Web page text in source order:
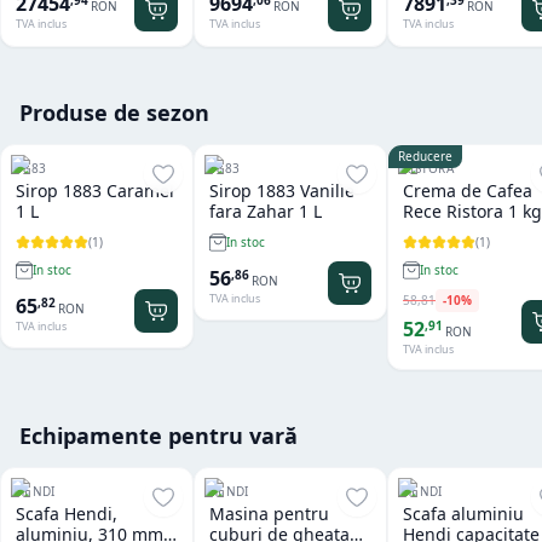
RON
TVA inclus
RON
TVA inclus
RON
TVA inclus
Produse de sezon
1883
Sirop 1883 Caramel
1 L
(1)
In stoc
65,82 RON
TVA inclus
1883
Sirop 1883 Vanilie
fara Zahar 1 L
In stoc
56,86 RON
TVA inclus
Reducere
RISTORA
Crema de Cafea
Rece Ristora 1 kg
(1)
In stoc
58,81 -10%
52,91 RON
TVA inclus
Echipamente pentru vară
HENDI
Scafa Hendi,
aluminiu, 310 mm,
HENDI
Masina pentru
cuburi de gheata
HENDI
Scafa aluminiu
Hendi